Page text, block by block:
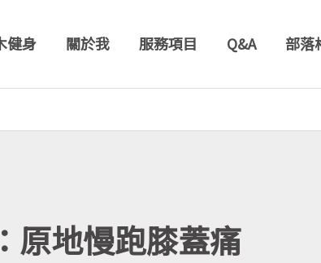
健身 關於我 服務項目 Q&A 部落
原地慢跑膝蓋痛